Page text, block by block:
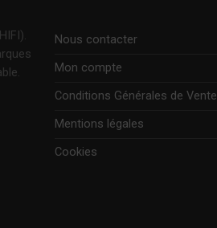
Nous contacter
Mon compte
Conditions Générales de Vente
Mentions légales
Cookies